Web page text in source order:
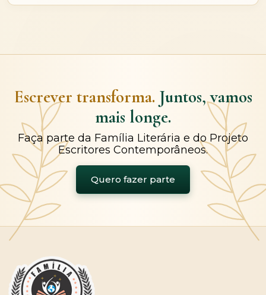
Escrever transforma. Juntos, vamos
mais longe.
Faça parte da Família Literária e do Projeto
Escritores Contemporâneos.
Quero fazer parte